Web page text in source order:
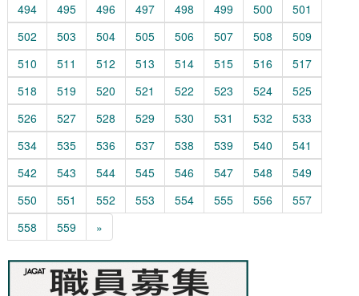
494
495 496 497 498 499 500
501
502
503 504 505 506 507 508
509
510
511 512 513 514 515 516
517
518
519 520 521 522 523 524
525
526
527 528 529 530 531 532
533
534
535 536 537 538 539 540
541
542
543 544 545 546 547 548
549
550
551 552 553 554 555 556
557
558
559 »